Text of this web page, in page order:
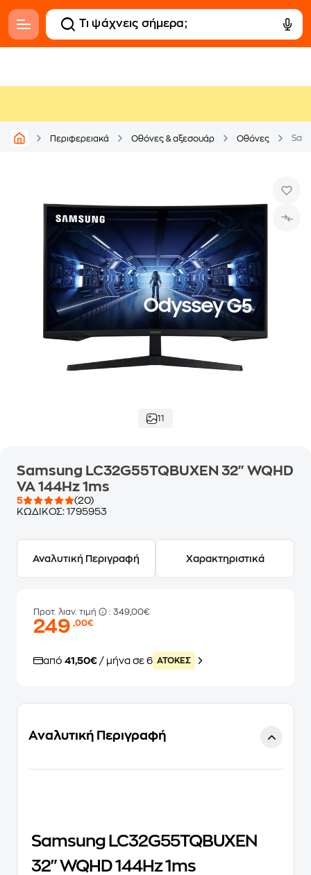
Περιφερειακά Οθόνες & αξεσουάρ Οθόνες
11
Samsung LC32G55TQBUXEN 32" WQHD
VA 144Hz 1ms
5
(20)
ΚΩΔΙΚΟΣ: 1795953
Αναλυτική Περιγραφή Χαρακτηριστικά
Προτ. λιαν. τιμή : 349,00€
249,00€
από 41,50€ / μήνα σε 6 ATOKEΣ
Αναλυτική Περιγραφή
Samsung LC32G55TQBUXEN
32" WQHD 144Hz 1ms